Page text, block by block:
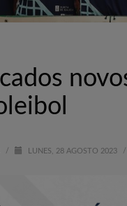
/ LUNES, 28 AGOSTO 2023 /